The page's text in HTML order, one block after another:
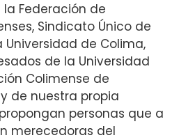
Federación de
Sindicato Único de
de Colima,
de la Universidad
Colimense de
y de nuestra propia
personas que a
merecedoras del